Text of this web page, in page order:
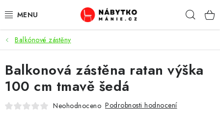
na
OBÝVACÍ POKOJ
KUCHYŇ A JÍDELNA
LOŽNICE
Balkónové zástěny
Balkonová zástěna ratan výška
100 cm tmavě šedá
Neohodnoceno Podrobnosti hodnocení